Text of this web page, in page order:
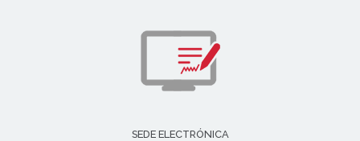
SEDE ELECTRÓNICA